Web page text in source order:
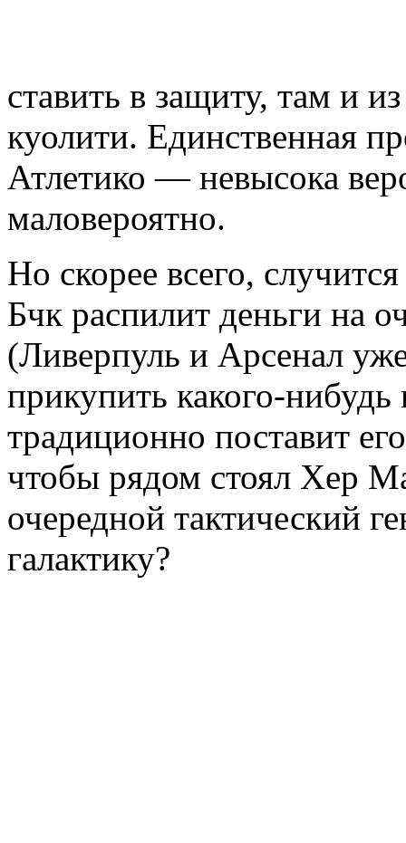
ставить в защиту, там и
куолити. Единственная
Атлетико — невысока
маловероятно.
Но скорее всего,
Бчк распилит деньги на
(Ливерпуль и Арсенал
прикупить какого-
традиционно поставит
чтобы рядом стоял Хер
очередной тактический
галактику?